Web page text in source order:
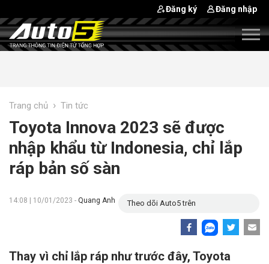
Đăng ký Đăng nhập
Trang chủ › Tin tức
Toyota Innova 2023 sẽ được
nhập khẩu từ Indonesia, chỉ lắp
ráp bản số sàn
14:08 | 10/01/2023 - Quang Anh Theo dõi Auto5 trên
Thay vì chỉ lắp ráp như trước đây, Toyota